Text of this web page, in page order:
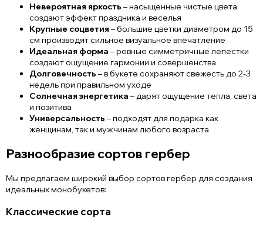
Невероятная яркость – насыщенные чистые цвета
создают эффект праздника и веселья
Крупные соцветия – большие цветки диаметром до 15
см производят сильное визуальное впечатление
Идеальная форма – ровные симметричные лепестки
создают ощущение гармонии и совершенства
Долговечность – в букете сохраняют свежесть до 2-3
недель при правильном уходе
Солнечная энергетика – дарят ощущение тепла, света
и позитива
Универсальность – подходят для подарка как
женщинам, так и мужчинам любого возраста
Разнообразие сортов гербер
Мы предлагаем широкий выбор сортов гербер для создания
идеальных монобукетов:
Классические сорта